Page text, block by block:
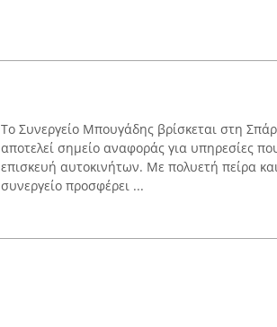
Το Συνεργείο Μπουγάδης βρίσκεται στη
αποτελεί σημείο αναφοράς για υπηρεσίες
επισκευή αυτοκινήτων. Με πολυετή πείρα
συνεργείο προσφέρει ...